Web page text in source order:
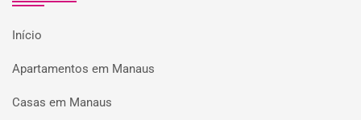
Início
Apartamentos em Manaus
Casas em Manaus